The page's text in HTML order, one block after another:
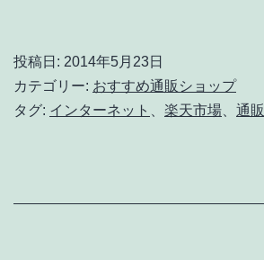
投稿日: 2014年5月23日
カテゴリー: おすすめ通販ショップ
タグ: インターネット 楽天市場 通販